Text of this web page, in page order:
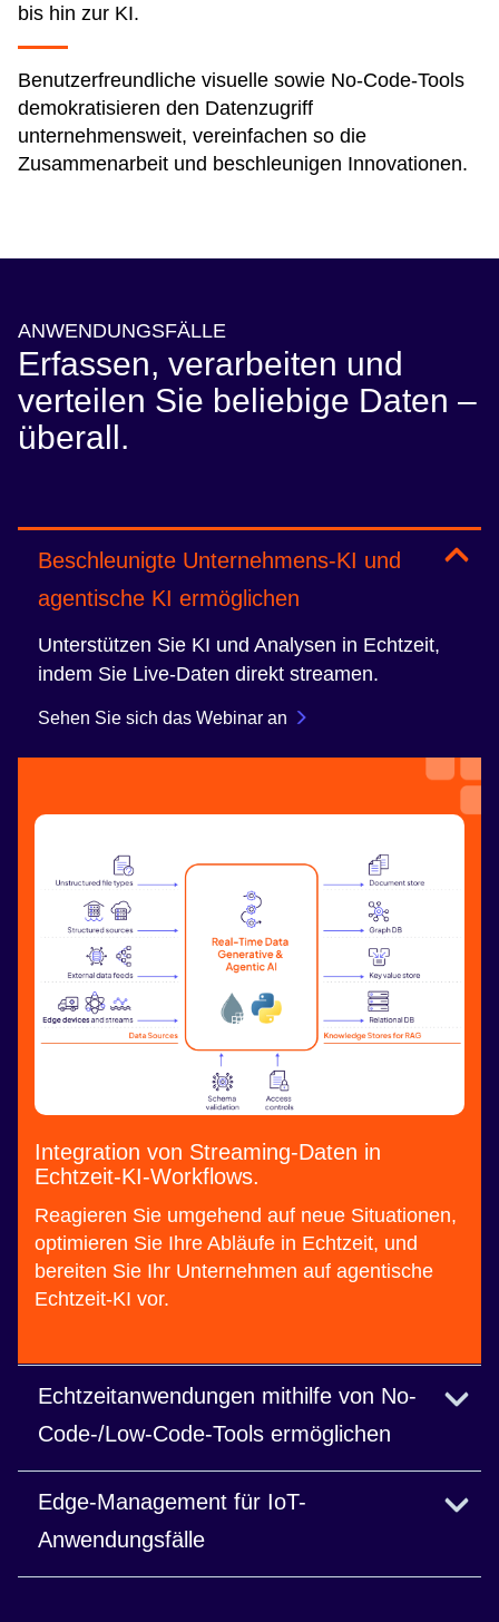
bis hin zur KI.
Benutzerfreundliche visuelle sowie No-Code-Tools
demokratisieren den Datenzugriff
unternehmensweit, vereinfachen so die
Zusammenarbeit und beschleunigen Innovationen.
ANWENDUNGSFÄLLE
Erfassen, verarbeiten und
verteilen Sie beliebige Daten –
überall.
Beschleunigte Unternehmens-KI und
agentische KI ermöglichen
Unterstützen Sie KI und Analysen in Echtzeit,
indem Sie Live-Daten direkt streamen.
Sehen Sie sich das Webinar an
Integration von Streaming-Daten in
Echtzeit-KI-Workflows.
Reagieren Sie umgehend auf neue Situationen,
optimieren Sie Ihre Abläufe in Echtzeit, und
bereiten Sie Ihr Unternehmen auf agentische
Echtzeit-KI vor.
Echtzeitanwendungen mithilfe von No-
Code-/Low-Code-Tools ermöglichen
Stream-Verarbeitung für zeitkritische
Operationen.
Edge-Management für IoT-
Anwendungsfälle